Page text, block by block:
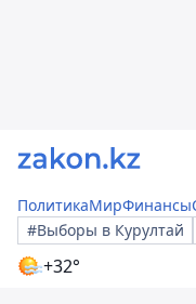
ПолитикаМирФинансы
#Выборы в Курултай
+32°